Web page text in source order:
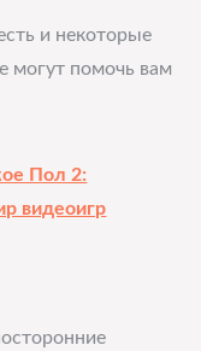
и некоторые
могут помочь вам
Пол 2:
видеоигр